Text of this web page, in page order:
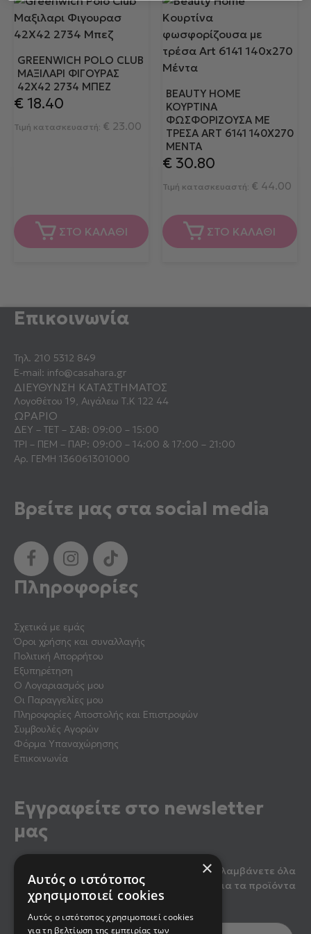
GREENWICH POLO CLUB
ΜΑΞΙΛΑΡΙ ΦΙΓΟΥΡΑΣ
42Χ42 2734 ΜΠΕΖ
€ 18.40
Τιμή κατασκευαστή: € 23.00
ΣΤΟ ΚΑΛΑΘΙ
BEAUTY HOME
ΚΟΥΡΤΊΝΑ
ΦΩΣΦΟΡΊΖΟΥΣΑ ΜΕ
ΤΡΈΣΑ ART 6141 140X270
ΜΈΝΤΑ
€30.80
Τιμή κατασκευαστή: € 44.00
ΣΤΟ ΚΑΛΑΘΙ
Επικοινωνία
Τηλ. 210 5312 849
E-mail: info@casahara.gr
ΔΙΕΥΘΥΝΣΗ ΚΑΤΑΣΤΗΜΑΤΟΣ
Λογοθέτου 19, Αιγάλεω Τ.Κ 122 44
ΩΡΑΡΙΟ
ΔΕΥ – ΤΕΤ – ΣΑΒ: 09:00 – 15:00
ΤΡΙ – ΠΕΜ – ΠΑΡ: 09:00 – 14:00 & 17:00 – 21:00
Αρ. ΓΕΜΗ 136061301000
Βρείτε μας στα social media
Πληροφορίες
Σχετικά με εμάς
Όροι χρήσης και συναλλαγής
Πολιτική Απορρήτου
Εξυπηρέτηση
Ο Λογαριασμός μου
Οι Παραγγελίες μου
Πληροφορίες Αποστολής και Επιστροφών
Συμβουλές Αγορών
Φόρμα Υπαναχώρησης
Επικοινωνία
Εγγραφείτε στο newsletter
μας
Κάντε εγγραφή στο newsletter μας για να λαμβάνετε όλα
τα τελευταία νέα, καθώς και προσφορές για τα προϊόντα
μας.
×
Αυτός ο ιστότοπος
χρησιμοποιεί cookies
Αυτός ο ιστότοπος χρησιμοποιεί cookies
για τη βελτίωση της εμπειρίας των